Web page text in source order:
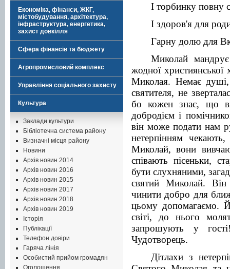
Економіка, фінанси, ЖКГ,
містобудування, архітектура,
інфраструктура, енергетика,
захист довкілля
Сфера фінансів та бюджету
Агропромисловий комплекс
Управління соціального захисту
Культура
Заклади культури
Бібліотечна система району
Визначні місця району
Новини
Архів новин 2014
Архів новин 2016
Архів новин 2015
Архів новин 2017
Архів новин 2018
Архів новин 2019
Історія
Публікації
Телефон довіри
Гаряча лінія
Особистий прийом громадян
Оголошення
І торбинку повну
І здоров'я для
Гарну долю для
Миколай
жодної
Миколая. Немає
святителя, не
бо кожен знає, що
добродієм і
він може подати нам
нетерпінням
Миколай, вони
співають пісеньки,
бути слухняними,
святий Миколай. Він
чинити добро для
цьому допомагаємо.
світі, до нього
запрошують у
Чудотворець.
Дітлахи з